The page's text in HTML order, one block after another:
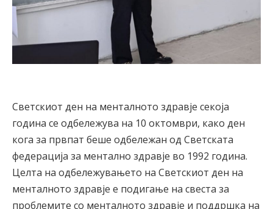
Светскиот ден на менталното здравје секоја
година се одбележува на 10 октомври, како ден
кога за првпат беше одбележан од Светската
федерација за ментално здравје во 1992 година.
Целта на одбележувањето на Светскиот ден на
менталното здравје е подигање на свеста за
проблемите со менталното здравје и поддршка на